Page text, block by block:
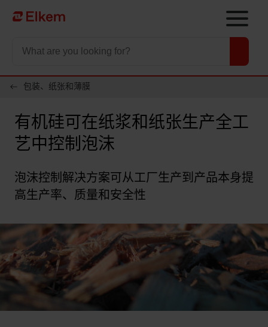
Skip to main content
To start page
包装、纸张和薄膜
有机硅可在纸浆和纸张生产全工
艺中控制泡沫
泡沫控制解决方案可从工厂生产到产品本身提
高生产率、质量和安全性